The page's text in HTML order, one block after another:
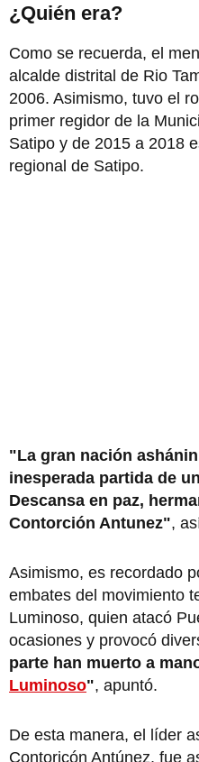
¿Quién era?
Como se recuerda, el
alcalde distrital de Rio
2006. Asimismo, tuvo el
primer regidor de la
Satipo y de 2015 a 2018
regional de Satipo.
"La gran nación
inesperada partida de
Descansa en paz,
Contorción Antunez",
Asimismo, es recordado
embates del movimiento
Luminoso, quien atacó
ocasiones y provocó
parte han muerto a
Luminoso", apuntó.
De esta manera, el líder
Contoricón Antúnez, fue